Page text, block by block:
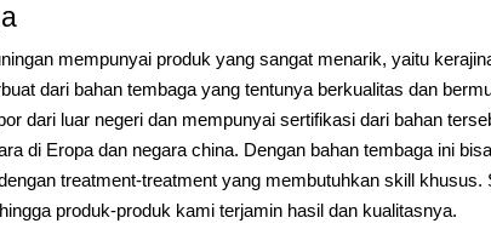
mempunyai produk yang sangat menarik, yaitu
dari bahan tembaga yang tentunya berkualitas dan
dari luar negeri dan mempunyai sertifikasi dari bahan
di Eropa dan negara china. Dengan bahan tembaga ini
treatment-treatment yang membutuhkan skill khusus.
produk-produk kami terjamin hasil dan kualitasnya.